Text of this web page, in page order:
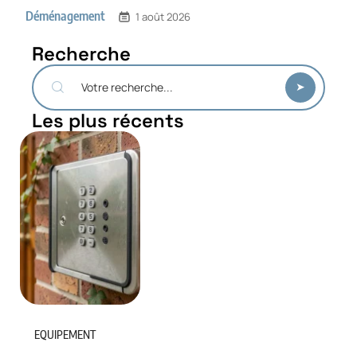
Déménagement 1 août 2026
Recherche
Les plus récents
EQUIPEMENT